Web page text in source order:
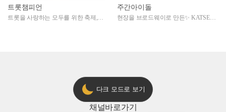
트롯챔피언
트롯을 사랑하는 모두를 위한 축제,
주간아이돌
현장을 브로드웨이로 만든✨ KATSEYE
다크 모드로 보기
채널바로가기